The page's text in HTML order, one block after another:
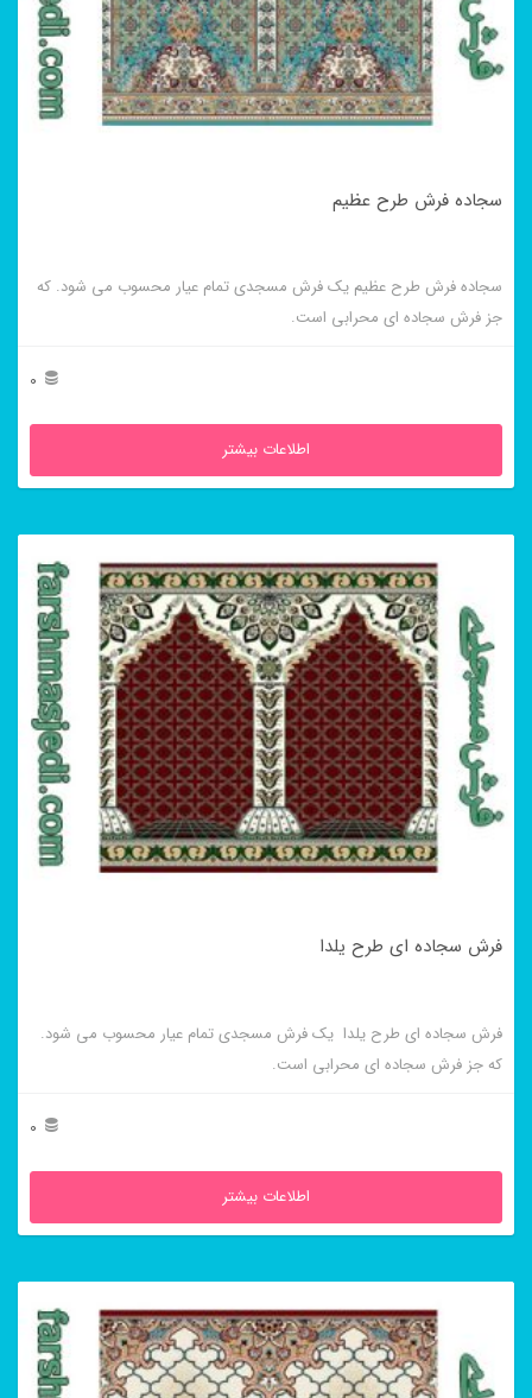
سجاده فرش طرح عظیم
سجاده فرش طرح عظیم یک فرش مسجدی تمام عیار محسوب می شود. که
جز فرش سجاده ای محرابی است.
0
اطلاعات بیشتر
فرش سجاده ای طرح یلدا
فرش سجاده ای طرح یلدا یک فرش مسجدی تمام عیار محسوب می شود.
که جز فرش سجاده ای محرابی است.
0
اطلاعات بیشتر